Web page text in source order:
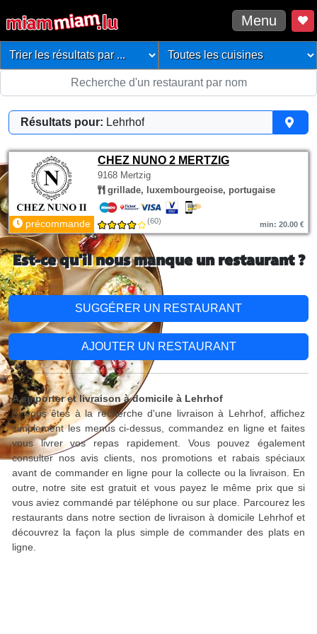
Menu
Résultats pour: Lehrhof
CHEZ NUNO 2 MERTZIG
9168 Mertzig
grillade, luxembourgeoise, portugaise
précommande (60) min: 20.00 €
Est-ce qu'il nous manque un restaurant ?
SUGGÉRER UN RESTAURANT
AJOUTER UN RESTAURANT
A emporter et livraison à domicile à Lehrhof
Si vous êtes à la recherche d'une livraison à Lehrhof, affichez
simplement les menus ci-dessus, commandez en ligne et faites
vous livrer vos repas rapidement. Vous pouvez également
consulter nos avis clients, nos promotions et rabais spéciaux
avant de commander en ligne pour la collecte ou la livraison. En
outre, notre site est gratuit et vous payez le même prix que si
vous aviez commandé par téléphone ou sur place. Parcourez les
restaurants dans notre section de livraison à domicile Lehrhof et
découvrez la façon la plus simple de commander des plats en
ligne.